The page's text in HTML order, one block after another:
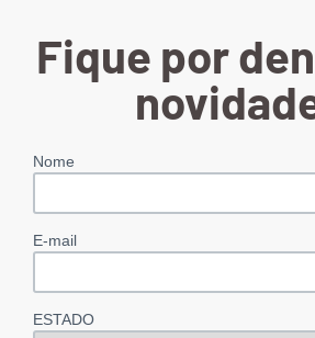
Fique por
Nome
E-mail
ESTADO